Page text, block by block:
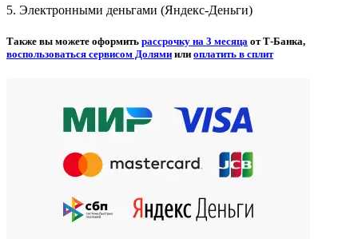
5. Электронными деньгами (Яндекс-Деньги)
Также вы можете оформить рассрочку на 3 месяца от Т-Банка,
воспользоваться сервисом Долями или оплатить в сплит